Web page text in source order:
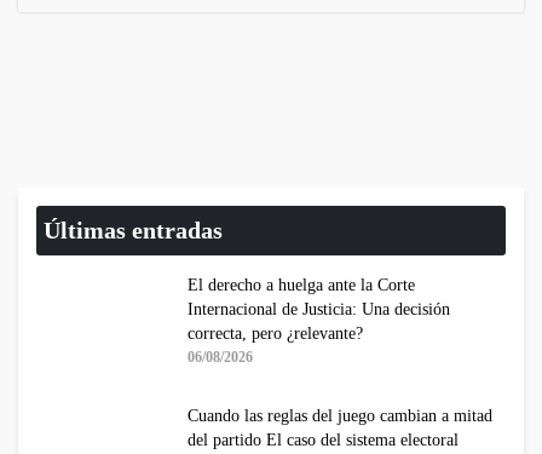
Últimas entradas
El derecho a huelga ante la Corte
Internacional de Justicia: Una decisión
correcta, pero ¿relevante?
06/08/2026
Cuando las reglas del juego cambian a mitad
del partido El caso del sistema electoral